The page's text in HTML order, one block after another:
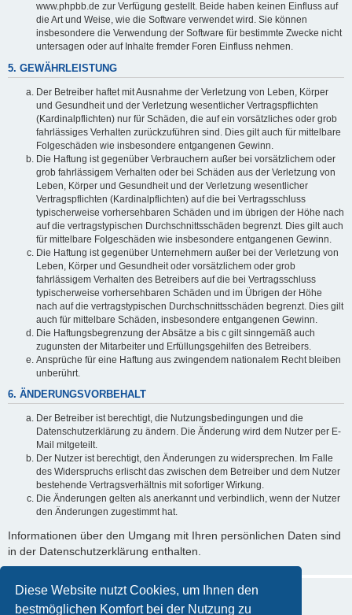
Diese Website nutzt Cookies, um Ihnen den
bestmöglichen Komfort bei der Nutzung zu
www.phpbb.de zur Verfügung gestellt. Beide haben keinen Einfluss auf
die Art und Weise, wie die Software verwendet wird. Sie können
insbesondere die Verwendung der Software für bestimmte Zwecke nicht
untersagen oder auf Inhalte fremder Foren Einfluss nehmen.
5. GEWÄHRLEISTUNG
Der Betreiber haftet mit Ausnahme der Verletzung von Leben, Körper
und Gesundheit und der Verletzung wesentlicher Vertragspflichten
(Kardinalpflichten) nur für Schäden, die auf ein vorsätzliches oder grob
fahrlässiges Verhalten zurückzuführen sind. Dies gilt auch für mittelbare
Folgeschäden wie insbesondere entgangenen Gewinn.
Die Haftung ist gegenüber Verbrauchern außer bei vorsätzlichem oder
grob fahrlässigem Verhalten oder bei Schäden aus der Verletzung von
Leben, Körper und Gesundheit und der Verletzung wesentlicher
Vertragspflichten (Kardinalpflichten) auf die bei Vertragsschluss
typischerweise vorhersehbaren Schäden und im übrigen der Höhe nach
auf die vertragstypischen Durchschnittsschäden begrenzt. Dies gilt auch
für mittelbare Folgeschäden wie insbesondere entgangenen Gewinn.
Die Haftung ist gegenüber Unternehmern außer bei der Verletzung von
Leben, Körper und Gesundheit oder vorsätzlichem oder grob
fahrlässigem Verhalten des Betreibers auf die bei Vertragsschluss
typischerweise vorhersehbaren Schäden und im Übrigen der Höhe
nach auf die vertragstypischen Durchschnittsschäden begrenzt. Dies gilt
auch für mittelbare Schäden, insbesondere entgangenen Gewinn.
Die Haftungsbegrenzung der Absätze a bis c gilt sinngemäß auch
zugunsten der Mitarbeiter und Erfüllungsgehilfen des Betreibers.
Ansprüche für eine Haftung aus zwingendem nationalem Recht bleiben
unberührt.
6. ÄNDERUNGSVORBEHALT
Der Betreiber ist berechtigt, die Nutzungsbedingungen und die
Datenschutzerklärung zu ändern. Die Änderung wird dem Nutzer per E-
Mail mitgeteilt.
Der Nutzer ist berechtigt, den Änderungen zu widersprechen. Im Falle
des Widerspruchs erlischt das zwischen dem Betreiber und dem Nutzer
bestehende Vertragsverhältnis mit sofortiger Wirkung.
Die Änderungen gelten als anerkannt und verbindlich, wenn der Nutzer
den Änderungen zugestimmt hat.
Informationen über den Umgang mit Ihren persönlichen Daten sind
in der Datenschutzerklärung enthalten.